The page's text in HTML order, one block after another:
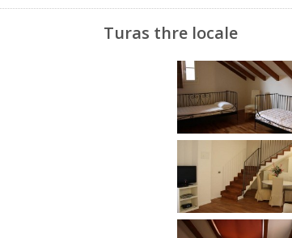
Turas thre locale